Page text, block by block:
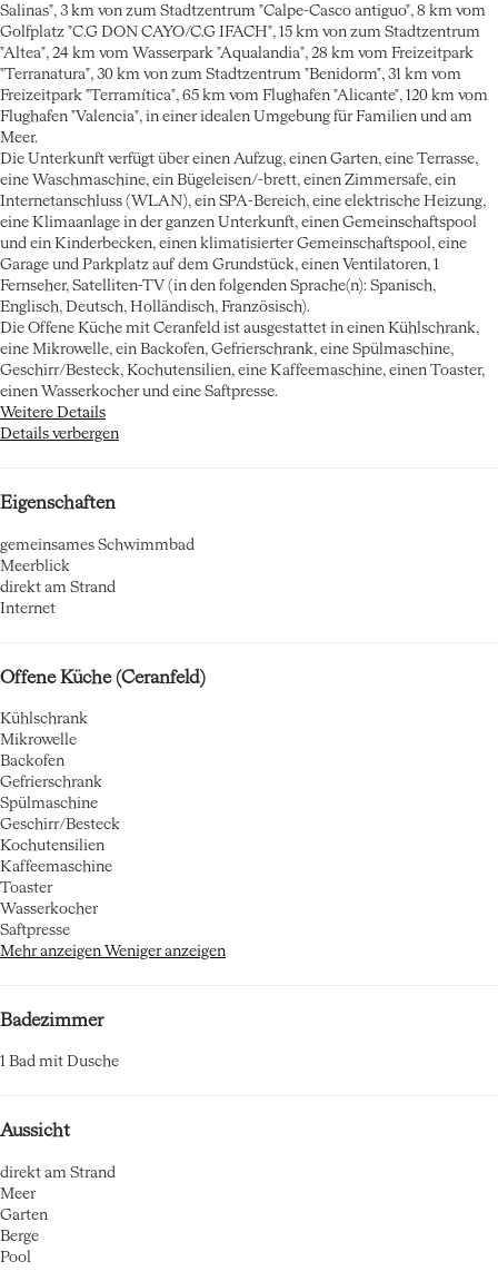
Salinas", 3 km von zum Stadtzentrum "Calpe-Casco antiguo", 8 km vom
Golfplatz "C.G DON CAYO/C.G IFACH", 15 km von zum Stadtzentrum
"Altea", 24 km vom Wasserpark "Aqualandia", 28 km vom Freizeitpark
"Terranatura", 30 km von zum Stadtzentrum "Benidorm", 31 km vom
Freizeitpark "Terramítica", 65 km vom Flughafen "Alicante", 120 km vom
Flughafen "Valencia", in einer idealen Umgebung für Familien und am
Meer.
Die Unterkunft verfügt über einen Aufzug, einen Garten, eine Terrasse,
eine Waschmaschine, ein Bügeleisen/-brett, einen Zimmersafe, ein
Internetanschluss (WLAN), ein SPA-Bereich, eine elektrische Heizung,
eine Klimaanlage in der ganzen Unterkunft, einen Gemeinschaftspool
und ein Kinderbecken, einen klimatisierter Gemeinschaftspool, eine
Garage und Parkplatz auf dem Grundstück, einen Ventilatoren, 1
Fernseher, Satelliten-TV (in den folgenden Sprache(n): Spanisch,
Englisch, Deutsch, Holländisch, Französisch).
Die Offene Küche mit Ceranfeld ist ausgestattet in einen Kühlschrank,
eine Mikrowelle, ein Backofen, Gefrierschrank, eine Spülmaschine,
Geschirr/Besteck, Kochutensilien, eine Kaffeemaschine, einen Toaster,
einen Wasserkocher und eine Saftpresse.
Weitere Details
Details verbergen
Eigenschaften
gemeinsames Schwimmbad
Meerblick
direkt am Strand
Internet
Offene Küche (Ceranfeld)
Kühlschrank
Mikrowelle
Backofen
Gefrierschrank
Spülmaschine
Geschirr/Besteck
Kochutensilien
Kaffeemaschine
Toaster
Wasserkocher
Saftpresse
Mehr anzeigen Weniger anzeigen
Badezimmer
1 Bad mit Dusche
Aussicht
direkt am Strand
Meer
Garten
Berge
Pool